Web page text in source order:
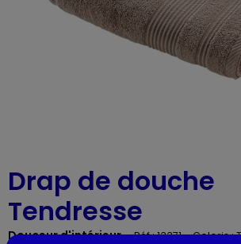
Drap de douche
Tendresse
Douceur d'intérieur-Réf : 13371 - Coloris :